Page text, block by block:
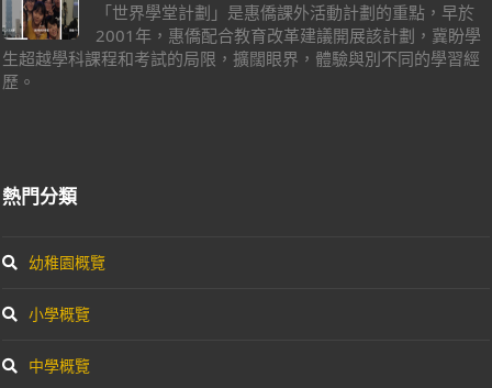
「世界學堂計劃」是惠僑課外活動計劃的重點，早於
2001年，惠僑配合教育改革建議開展該計劃，冀盼學
生超越學科課程和考試的局限，擴闊眼界，體驗與別不同的學習經
歷。
熱門分類
幼稚園概覽
小學概覽
中學概覽